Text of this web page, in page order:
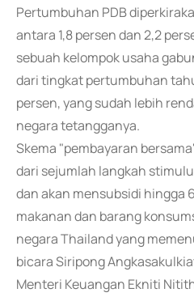
Pertumbuhan PDB
antara 1,8 persen dan 2,2
sebuah kelompok usaha
dari tingkat pertumbuhan
persen, yang sudah lebih
negara tetangganya.
Skema "pembayaran
dari sejumlah langkah
dan akan mensubsidi hingga
makanan dan barang
negara Thailand yang
bicara Siripong
Menteri Keuangan Ekniti